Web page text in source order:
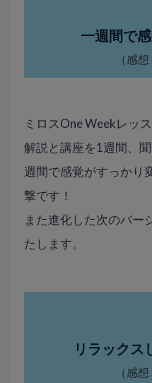
一週間で
（感
ミロスOne Weekレッ
解説と講座を1週間、
週間で感覚がすっかり
撃です！
また進化した次のバー
たします。
リラックス
（感